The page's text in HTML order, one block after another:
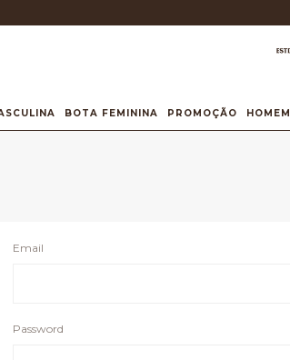
BOTA FEMININA PROMOÇÃO HOMEM
Email
Password